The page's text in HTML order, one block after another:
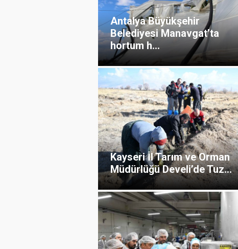
Antalya Büyükşehir
Belediyesi Manavgat’ta
hortum h...
Kayseri İl Tarım ve Orman
Müdürlüğü Develi’de Tuz...